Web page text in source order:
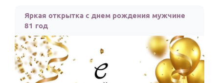
Яркая открытка с днем рождения мужчине
81 год